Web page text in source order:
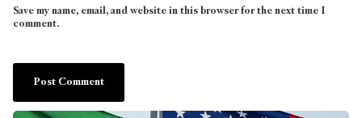
Save my name, email, and website in this browser for the next time I
comment.